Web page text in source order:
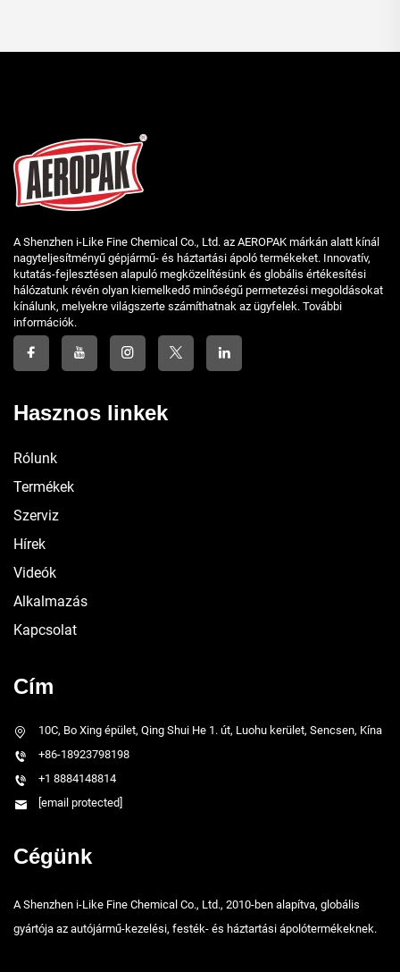
A Shenzhen i-Like Fine Chemical Co., Ltd. az AEROPAK márkán alatt kínál
nagyteljesítményű gépjármű- és háztartási ápoló termékeket. Innovatív,
kutatás-fejlesztésen alapuló megközelítésünk és globális értékesítési
hálózatunk révén olyan kiemelkedő minőségű permetezési megoldásokat
kínálunk, melyekre világszerte számíthatnak az ügyfelek. További
információk.
Hasznos linkek
Rólunk
Termékek
Szerviz
Hírek
Videók
Alkalmazás
Kapcsolat
Cím
10C, Bo Xing épület, Qing Shui He 1. út, Luohu kerület, Sencsen, Kína
+86-18923798198
+1 8884148814
[email protected]
Cégünk
A Shenzhen i-Like Fine Chemical Co., Ltd., 2010-ben alapítva, globális
gyártója az autójármű-kezelési, festék- és háztartási ápolótermékeknek.